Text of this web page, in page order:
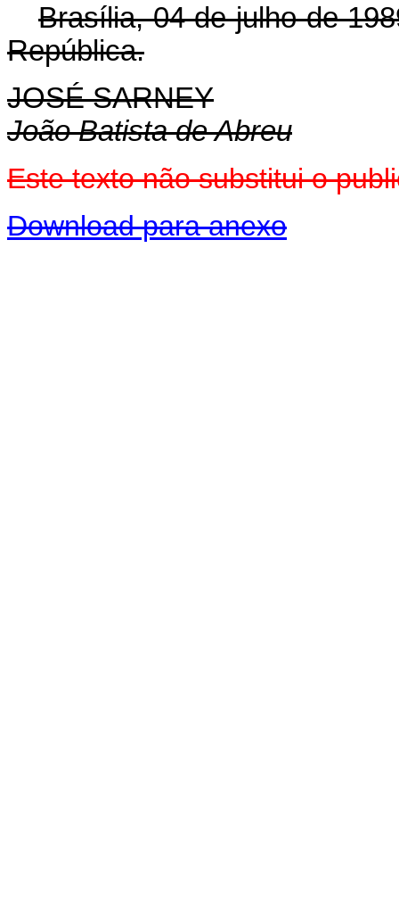
Brasília, 04 de julho de
República.
JOSÉ SARNEY
João Batista de Abreu
Este texto não substitui o
Download para anexo